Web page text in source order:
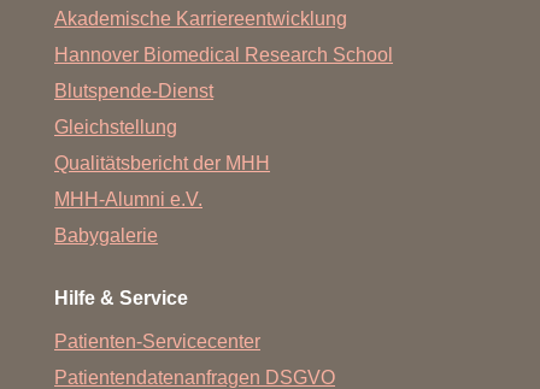
Akademische Karriereentwicklung
Hannover Biomedical Research School
Blutspende-Dienst
Gleichstellung
Qualitätsbericht der MHH
MHH-Alumni e.V.
Babygalerie
Hilfe & Service
Patienten-Servicecenter
Patientendatenanfragen DSGVO